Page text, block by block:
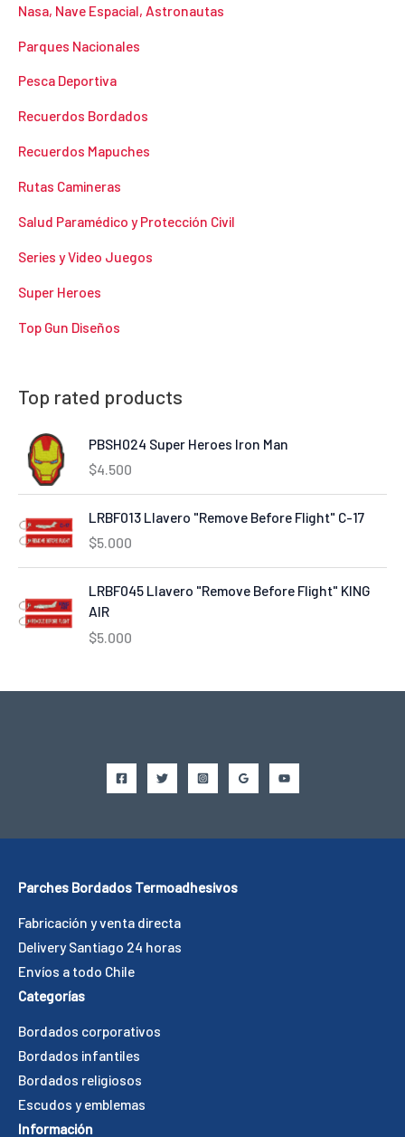
Nasa, Nave Espacial, Astronautas
Parques Nacionales
Pesca Deportiva
Recuerdos Bordados
Recuerdos Mapuches
Rutas Camineras
Salud Paramédico y Protección Civil
Series y Video Juegos
Super Heroes
Top Gun Diseños
Top rated products
PBSH024 Super Heroes Iron Man
$4.500
LRBF013 Llavero "Remove Before Flight" C-17
$5.000
LRBF045 Llavero "Remove Before Flight" KING
AIR
$5.000
Parches Bordados Termoadhesivos
Fabricación y venta directa
Delivery Santiago 24 horas
Envíos a todo Chile
Categorías
Bordados corporativos
Bordados infantiles
Bordados religiosos
Escudos y emblemas
Información